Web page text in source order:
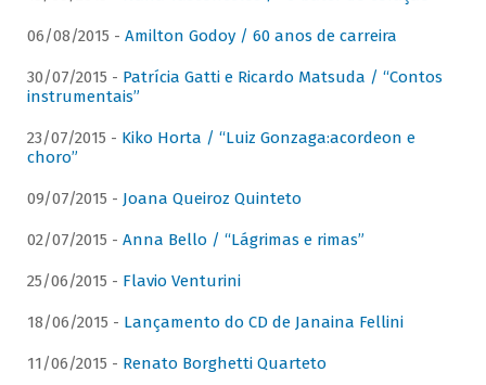
06/08/2015 - Amilton Godoy / 60 anos de carreira
30/07/2015 - Patrícia Gatti e Ricardo Matsuda / “Contos
instrumentais”
23/07/2015 - Kiko Horta / “Luiz Gonzaga:acordeon e
choro”
09/07/2015 - Joana Queiroz Quinteto
02/07/2015 - Anna Bello / “Lágrimas e rimas”
25/06/2015 - Flavio Venturini
18/06/2015 - Lançamento do CD de Janaina Fellini
11/06/2015 - Renato Borghetti Quarteto